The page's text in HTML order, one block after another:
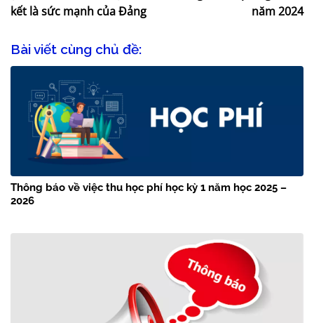
kết là sức mạnh của Đảng
năm 2024
Bài viết cùng chủ đề:
Thông báo về việc thu học phí học kỳ 1 năm học 2025 –
2026